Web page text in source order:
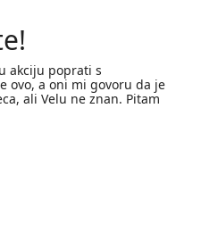
akciju poprati s
ovo, a oni mi govoru da je
ali Velu ne znan. Pitam